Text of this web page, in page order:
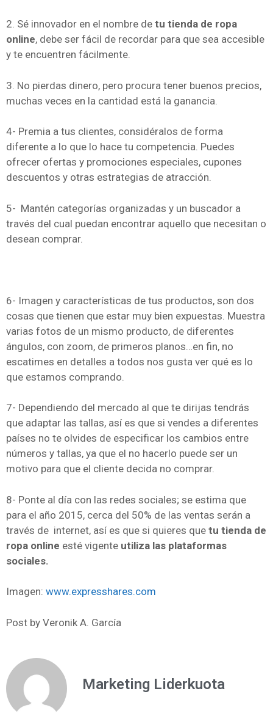
2. Sé innovador en el nombre de tu tienda de ropa
online, debe ser fácil de recordar para que sea accesible
y te encuentren fácilmente.
3. No pierdas dinero, pero procura tener buenos precios,
muchas veces en la cantidad está la ganancia.
4- Premia a tus clientes, considéralos de forma
diferente a lo que lo hace tu competencia. Puedes
ofrecer ofertas y promociones especiales, cupones
descuentos y otras estrategias de atracción.
5- Mantén categorías organizadas y un buscador a
través del cual puedan encontrar aquello que necesitan o
desean comprar.
6- Imagen y características de tus productos, son dos
cosas que tienen que estar muy bien expuestas. Muestra
varias fotos de un mismo producto, de diferentes
ángulos, con zoom, de primeros planos…en fin, no
escatimes en detalles a todos nos gusta ver qué es lo
que estamos comprando.
7- Dependiendo del mercado al que te dirijas tendrás
que adaptar las tallas, así es que si vendes a diferentes
países no te olvides de especificar los cambios entre
números y tallas, ya que el no hacerlo puede ser un
motivo para que el cliente decida no comprar.
8- Ponte al día con las redes sociales; se estima que
para el año 2015, cerca del 50% de las ventas serán a
través de internet, así es que si quieres que tu tienda de
ropa online esté vigente utiliza las plataformas
sociales.
Imagen: www.expresshares.com
Post by Veronik A. García
Marketing Liderkuota